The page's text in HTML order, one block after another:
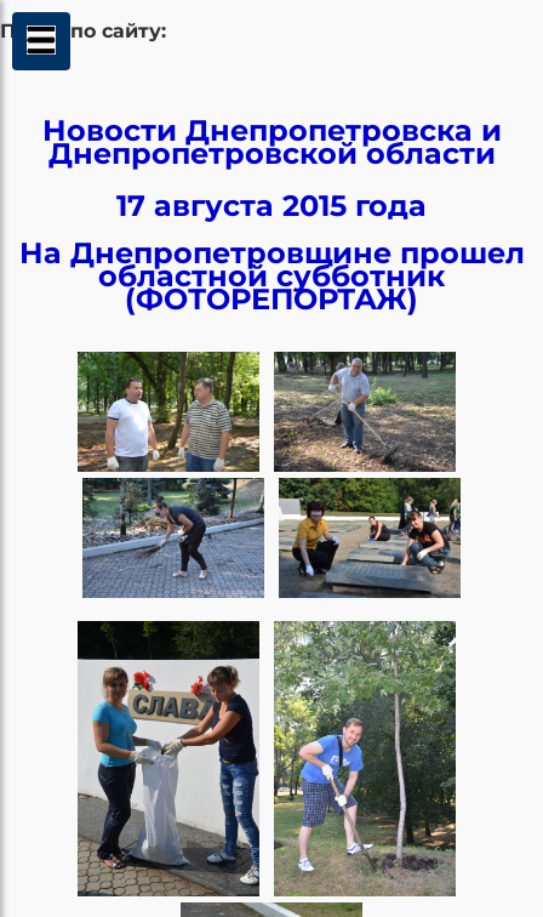
Поиск по сайту:
Новости Днепропетровска и
Днепропетровской области
17 августа 2015 года
На Днепропетровщине прошел
областной субботник
(ФОТОРЕПОРТАЖ)